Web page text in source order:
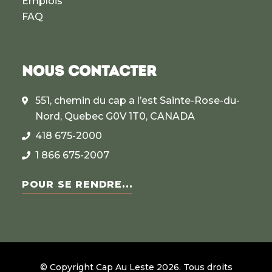
FAQ
NOUS CONTACTER
551, chemin du cap a l’est Sainte-Rose-du-
Nord, Quebec G0V 1T0, CANADA
418 675-2000
1 866 675-2007
POUR SE RENDRE...
© Copyright Cap Au Leste 2026. Tous droits